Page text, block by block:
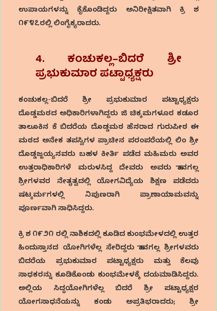
ಉಪಾಯಗಳನ್ನು ಕೈಕೊಂಡಿದ್ದರು ಅನಿರೀಕ್ಷಿತವಾಗಿ ಕ್ರಿ ಶ
೧೯೪೭ರಲ್ಲಿ ಲಿಂಗೈಕ್ಯರಾದರು.
4. ಕಂಚುಕಲ್ಲ–ಬಿದರೆ ಶ್ರೀ
ಪ್ರಭುಕುಮಾರಪಟ್ಟಾಧ್ಯಕ್ಷರು
ಕಂಚುಕಲ್ಲ-ಬಿದರೆ ಶ್ರೀ ಪ್ರಭುಕುಮಾರ ಪಟ್ಟಾಧ್ಯಕ್ಷರು
ದೊಡ್ಡಮಠದ ಅಧಿಕಾರಿಗಳಾಗಿದ್ದರು ಜಿ ಚಿಕ್ಕಮಗಳೂರ ಕಡೂರ
ತಾಲೂಕಿನ ಕೆ ಬಿದರೆಯ ದೊಡ್ಡಮಠ ಹೆಸರಾದ ಗುರುಪೀಠ ಈ
ಮಠದ ಅನೇಕ ತಪಸ್ವಿಗಳ ಪ್ರಾಚೀನ ಪರಂಪರೆಯಲ್ಲಿ ಲಿಂ ಶ್ರೀ
ದೊಡ್ಡಜ್ಜಯ್ಯನವರು ಬಹಳ ಕೀರ್ತಿ ಪಡೆದ ಮಹಿಮರು ಅವರ
ಉತ್ತರಾಧಿಕಾರಿಗಳೆ ಮರುಳಸಿದ್ದ ದೇವರು ಅವರು ಹಾನಗಲ್ಲ
ಶ್ರೀಗಳವರ ನೇತೃತ್ವದಲ್ಲಿ ಯೋಗವಿದ್ಯೆಯ ಶಿಕ್ಷಣ ಪಡೆದರು
ಷಟ್ಕರ್ಮಗಳಲ್ಲಿ ನಿಪುಣರಾಗಿ ಪ್ರಾಣಾಯಾಮವನ್ನು
ಪೂರ್ಣವಾಗಿ ಸಾಧಿಸಿದ್ದರು.
ಕ್ರಿ ಶ ೧೯೨೧ ರಲ್ಲಿ ನಾಶಿಕದಲ್ಲಿ ಕೂಡಿದ ಕುಂಭಮೇಳದಲ್ಲಿ ಉತ್ತರ
ಹಿಂದುಸ್ತಾನದ ಯೋಗಿಗಳೆಲ್ಲ ಸೇರಿದ್ದರು ಹಾನಗಲ್ಲ ಶ್ರೀಗಳವರು
ಬಿದರೆಯ ಪ್ರಭುಕುಮಾರ ಪಟ್ಟಾಧ್ಯಕ್ಷರು ಮತ್ತು ಕೆಲವು
ಸಾಧಕರನ್ನು ಕೂಡಿಕೊಂಡು ಕುಂಭಮೇಳಕ್ಕೆ ದಯಮಾಡಿಸಿದ್ದರು.
ಅಲ್ಲಿಯ ಸಿದ್ಧಯೋಗಿಗಳೆಲ್ಲ ಬಿದರೆ ಶ್ರೀ ಪಟ್ಟಾಧ್ಯಕ್ಷರ
ಯೋಗಸಾಧನೆಯನ್ನು ಕಂಡು ಅಪ್ರತಿಭರಾದರು; ಶ್ರೀ